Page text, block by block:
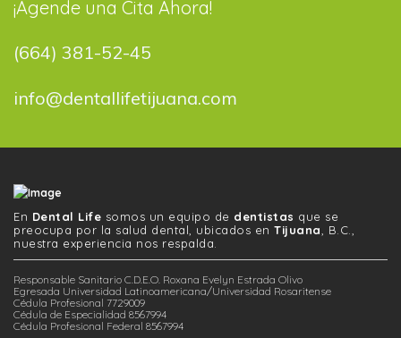
¡Agende una Cita Ahora!
(664) 381-52-45
info@dentallifetijuana.com
En Dental Life somos un equipo de dentistas que se
preocupa por la salud dental, ubicados en Tijuana , B.C.,
nuestra experiencia nos respalda.
Responsable Sanitario C.D.E.O. Roxana Evelyn Estrada Olivo
Egresada Universidad Latinoamericana/Universidad Rosaritense
Cédula Profesional 7729009
Cédula de Especialidad 8567994
Cédula Profesional Federal 8567994